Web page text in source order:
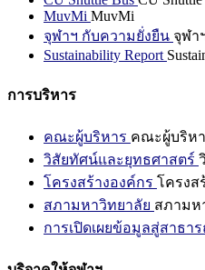
MuvMi MuvMi
จุฬาฯ กับความยั่งยืน จุฬา
Sustainability Report
การบริหาร
คณะผู้บริหาร คณะผู้บริห
วิสัยทัศน์และยุทธศาสตร์
โครงสร้างองค์กร โครงส
สภามหาวิทยาลัย สภามห
การเปิดเผยข้อมูลสู่สาธา